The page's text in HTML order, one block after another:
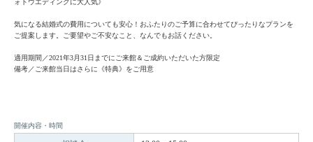
ォトウエディングに大人気》
気になる結婚式の費用についても安心！おふたりのご予算に合わせてぴったりなプランを
ご提案します。ご要望やご不安なこと、なんでもお話ください。
適用期間／2021年3月31日までにご来館＆ご成約いただいた方限定
備考／ご来館当日はさらに《特典》をご用意
開催内容・時間